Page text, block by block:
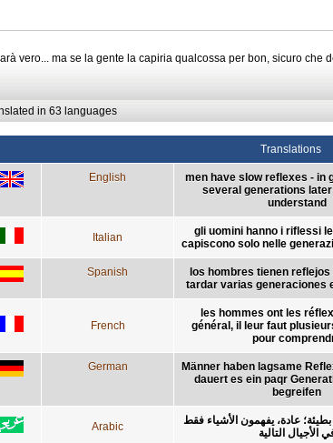
vero... ma se la gente la capiria qualcossa per bon, sicuro che
in 63 languages
Translations
English
men have slow reflexes - in
several generations
understand
Italian
gli uomini hanno i riflessi
capiscono solo nelle
Spanish
los hombres tienen reflejos
tardar varias generaciones
French
les hommes ont les
général, il leur faut
pour
German
Männer haben lagsame
dauert es ein paqr
begreifen
Arabic
عادة، يفهمون الأشياء فقط
الأجيال التالية